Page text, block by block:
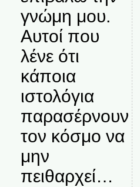
γνώμη μου.
Αυτοί που
λένε ότι
κάποια
ιστολόγια
παρασέρνουν
τον κόσμο να
μην
πειθαρχεί…